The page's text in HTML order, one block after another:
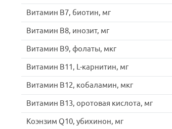
Витамин B7, биотин, мг
Витамин B8, инозит, мг
Витамин B9, фолаты, мкг
Витамин B11, L-карнитин, мг
Витамин B12, кобаламин, мкг
Витамин B13, оротовая кислота, мг
Коэнзим Q10, убихинон, мг